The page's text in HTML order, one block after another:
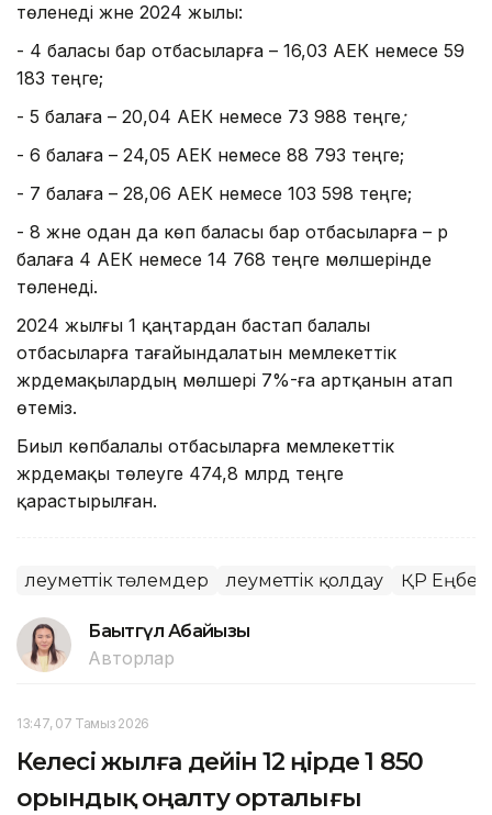
төленеді және 2024 жылы:
- 4 баласы бар отбасыларға – 16,03 АЕК немесе 59
183 теңге;
- 5 балаға – 20,04 АЕК немесе 73 988 теңге;
- 6 балаға – 24,05 АЕК немесе 88 793 теңге;
- 7 балаға – 28,06 АЕК немесе 103 598 теңге;
- 8 және одан да көп баласы бар отбасыларға – әр
балаға 4 АЕК немесе 14 768 теңге мөлшерінде
төленеді.
2024 жылғы 1 қаңтардан бастап балалы
отбасыларға тағайындалатын мемлекеттік
жәрдемақылардың мөлшері 7%-ға артқанын атап
өтеміз.
Биыл көпбалалы отбасыларға мемлекеттік
жәрдемақы төлеуге 474,8 млрд теңге
қарастырылған.
Әлеуметтік төлемдер Әлеуметтік қолдау ҚР Еңбек
Бақытгүл Абайқызы
Авторлар
13:47, 07 Тамыз 2026
Келесі жылға дейін 12 өңірде 1 850
орындық оңалту орталығы